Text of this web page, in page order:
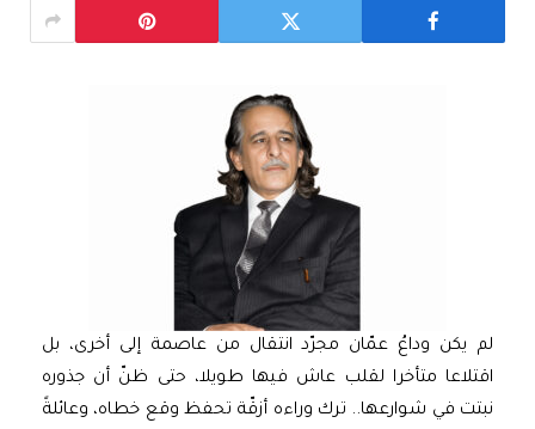
لم يكن وداعُ عمّان مجرّد انتقال من عاصمة إلى أخرى، بل
اقتلاعا متأخرا لقلب عاش فيها طويلا، حتى ظنّ أن جذوره
نبتت في شوارعها.. ترك وراءه أزقّة تحفظ وقع خطاه، وعائلةً